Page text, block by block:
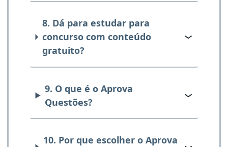
8. Dá para estudar para
concurso com conteúdo
gratuito?
9. O que é o Aprova
Questões?
10. Por que escolher o Aprova